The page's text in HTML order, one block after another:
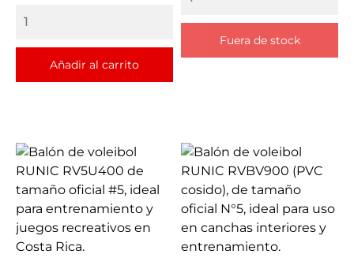
Añadir al carrito
Fuera de stock